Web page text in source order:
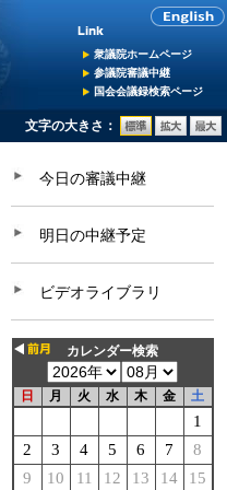
衆議院ホームページ
参議院審議中継
国会会議録検索ページ
文字の大きさ：
今日の審議中継
明日の中継予定
ビデオライブラリ
カレンダー検索
日 月 火 水 木 金 土
1
2
3 4 5 6 7
8
9
10 11 12 13 14
15